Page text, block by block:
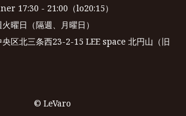
17:30 - 21:00（lo20:15）
日（隔週、月曜日）
区北三条西23-2-15 LEE space 北円山（旧
© LeVaro